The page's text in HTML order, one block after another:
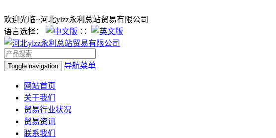
欢迎光临~河北ylzz永利总站贸易有限公司
语言选择：
∷
Toggle navigation 导航菜单
网站首页
关于我们
贸易行业状况
贸易资讯
联系我们